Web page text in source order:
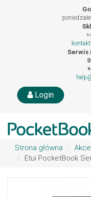
Serwis
Login
Strona główna
Etui PocketBook